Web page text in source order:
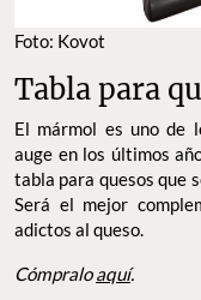
Foto: Kovot
Tabla para
El mármol es uno de
auge en los últimos
tabla para quesos que
Será el mejor
adictos al queso.
Cómpraloaquí.